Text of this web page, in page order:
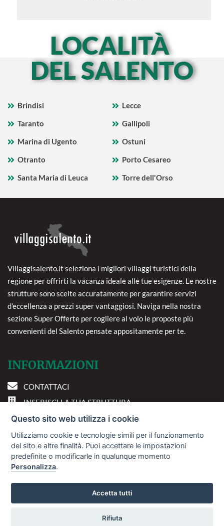
LOCALITÀ
DEL SALENTO
Brindisi
Lecce
Taranto
Gallipoli
Marina di Ugento
Ostuni
Otranto
Porto Cesareo
Santa Maria di Leuca
Torre dell'Orso
Villaggisalento.it seleziona i migliori villaggi turistici della
regione per offrirti la vacanza ideale alle tue esigenze. Le nostre
strutture sono scelte accuratamente per garantire servizi
d'eccellenza a prezzi super vantaggiosi. Naviga nella nostra
sezione Super Offerte per cogliere al volo le proposte più
convenienti del Salento pensate appositamente per te.
INFORMAZIONI
CONTATTACI
INSERISCI LA TUA STRUTTURA
PREFERENZE COOKIE
DOVE SIAMO
Via A. Costa, 2 - 63822
Sviluppo Turismo Italia S.r.L. unipersonale
Questo sito web utilizza i cookie
Utilizziamo cookie e tecnologie simili per il funzionamento
del sito e altre finalità. Puoi accettare le impostazioni
predefinite o modificarle in qualunque momento
Personalizza.
Accetta tutti
Rifiuta